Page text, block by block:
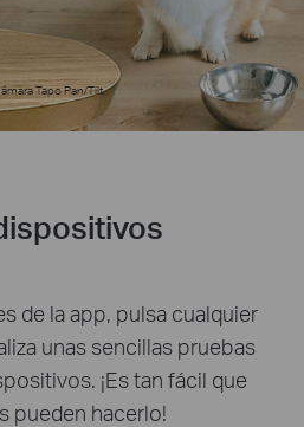
Tapo Pan/Tilt.
de la app, pulsa cualquier
unas sencillas pruebas
¡Es tan fácil que
pueden hacerlo!